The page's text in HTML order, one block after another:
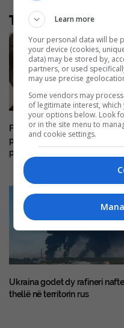
Të tjera nga
Feraj i VV e ngacmon LDK’në
për Vjosa Osmanin, thotë se
populli nuk ua votoi
Ukraina godet dy rafineri nafte
thellë në territorin rus
Learn more
Your personal data will be
your device (cookies,
data) may be stored by,
partners, or used
may use precise
Some vendors may
of legitimate interest,
your options below. Look
or in the site menu to
and cookie settings.